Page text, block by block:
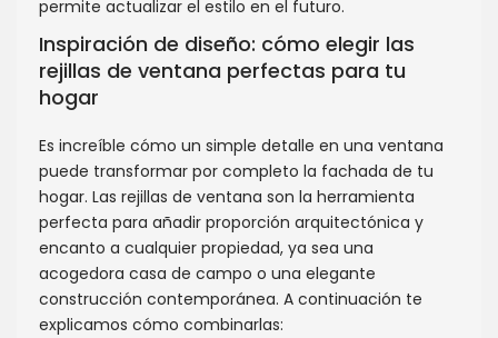
permite actualizar el estilo en el futuro.
Inspiración de diseño: cómo elegir las
rejillas de ventana perfectas para tu
hogar
Es increíble cómo un simple detalle en una ventana
puede transformar por completo la fachada de tu
hogar. Las rejillas de ventana son la herramienta
perfecta para añadir proporción arquitectónica y
encanto a cualquier propiedad, ya sea una
acogedora casa de campo o una elegante
construcción contemporánea. A continuación te
explicamos cómo combinarlas: